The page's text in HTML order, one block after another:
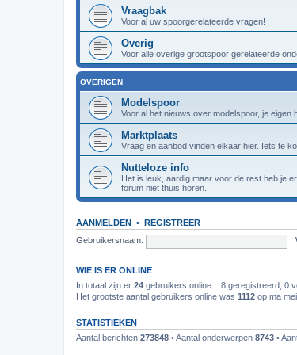
Vraagbak
Voor al uw spoorgerelateerde vragen!
Overig
Voor alle overige grootspoor gerelateerde
OVERIGEN
Modelspoor
Voor al het nieuws over modelspoor, je
Marktplaats
Vraag en aanbod vinden elkaar hier. Iets te
Nutteloze info
Het is leuk, aardig maar voor de rest heb je
forum niet thuis horen.
AANMELDEN • REGISTREER
Gebruikersnaam:
WIE IS ER ONLINE
In totaal zijn er 24 gebruikers online :: 8 geregistreerd, 0
Het grootste aantal gebruikers online was 1112 op ma
STATISTIEKEN
Aantal berichten 273848 • Aantal onderwerpen 8743 •